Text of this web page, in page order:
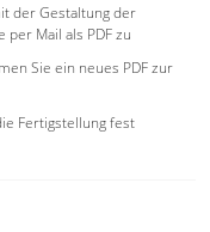
der Gestaltung der
Mail als PDF zu
Sie ein neues PDF zur
Fertigstellung fest